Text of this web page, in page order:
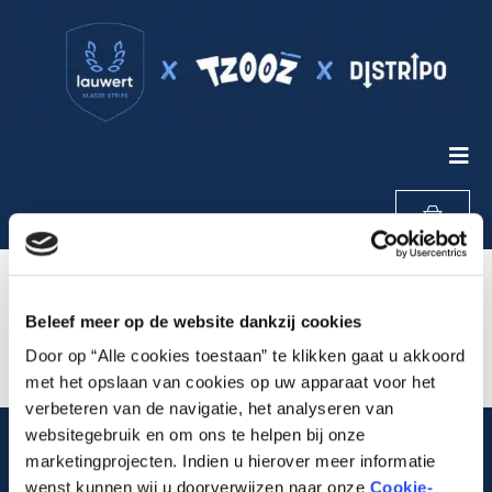
Beleef meer op de website dankzij cookies
Door op “Alle cookies toestaan” te klikken gaat u akkoord
met het opslaan van cookies op uw apparaat voor het
verbeteren van de navigatie, het analyseren van
websitegebruik en om ons te helpen bij onze
marketingprojecten. Indien u hierover meer informatie
wenst kunnen wij u doorverwijzen naar onze Cookie-
Home / Shop
Shop